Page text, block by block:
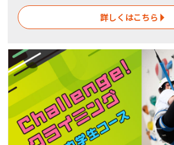
詳しくはこちら